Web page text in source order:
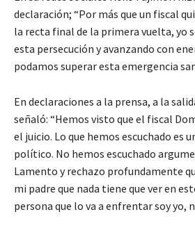
declaración; “Por más que un fiscal
la recta final de la primera vuelta, yo
esta persecución y avanzando con
podamos superar esta emergencia
En declaraciones a la prensa, a la
señaló: “Hemos visto que el fiscal
el juicio. Lo que hemos escuchado es
político. No hemos escuchado
Lamento y rechazo profundamente
mi padre que nada tiene que ver en
persona que lo va a enfrentar soy yo,